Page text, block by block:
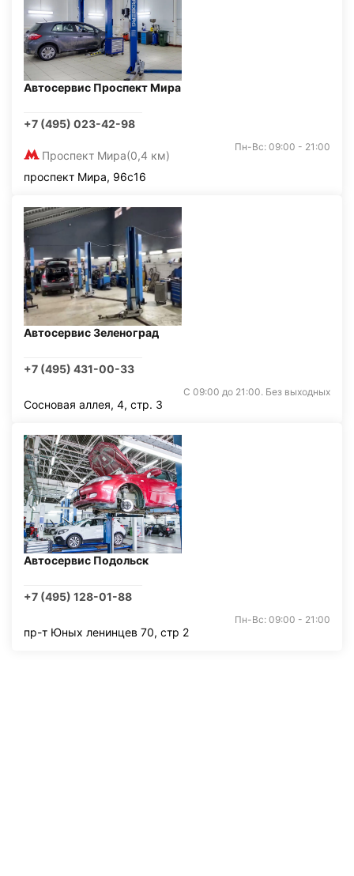
Автосервис Проспект Мира
+7 (495) 023-42-98
Проспект Мира(0,4 км)
Пн-Вс: 09:00 - 21:00
проспект Мира, 96с16
Автосервис Зеленоград
+7 (495) 431-00-33
С 09:00 до 21:00. Без выходных
Сосновая аллея, 4, стр. 3
Автосервис Подольск
+7 (495) 128-01-88
Пн-Вс: 09:00 - 21:00
пр-т Юных ленинцев 70, стр 2